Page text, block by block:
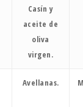
Casín y
aceite de
oliva
virgen.
Avellanas.